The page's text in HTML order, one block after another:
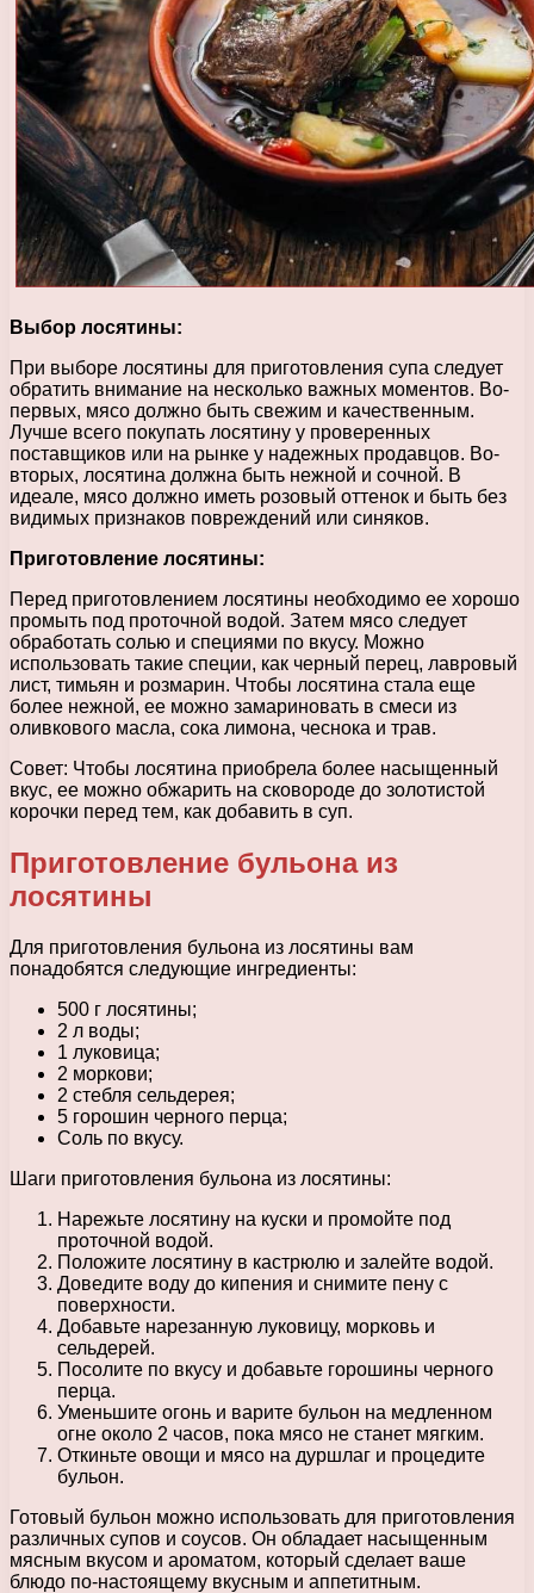
Выбор лосятины:
При выборе лосятины для приготовления супа следует
обратить внимание на несколько важных моментов. Во-
первых, мясо должно быть свежим и качественным.
Лучше всего покупать лосятину у проверенных
поставщиков или на рынке у надежных продавцов. Во-
вторых, лосятина должна быть нежной и сочной. В
идеале, мясо должно иметь розовый оттенок и быть без
видимых признаков повреждений или синяков.
Приготовление лосятины:
Перед приготовлением лосятины необходимо ее хорошо
промыть под проточной водой. Затем мясо следует
обработать солью и специями по вкусу. Можно
использовать такие специи, как черный перец, лавровый
лист, тимьян и розмарин. Чтобы лосятина стала еще
более нежной, ее можно замариновать в смеси из
оливкового масла, сока лимона, чеснока и трав.
Совет: Чтобы лосятина приобрела более насыщенный
вкус, ее можно обжарить на сковороде до золотистой
корочки перед тем, как добавить в суп.
Приготовление бульона из
лосятины
Для приготовления бульона из лосятины вам
понадобятся следующие ингредиенты:
500 г лосятины;
2 л воды;
1 луковица;
2 моркови;
2 стебля сельдерея;
5 горошин черного перца;
Соль по вкусу.
Шаги приготовления бульона из лосятины:
Нарежьте лосятину на куски и промойте под
проточной водой.
Положите лосятину в кастрюлю и залейте водой.
Доведите воду до кипения и снимите пену с
поверхности.
Добавьте нарезанную луковицу, морковь и
сельдерей.
Посолите по вкусу и добавьте горошины черного
перца.
Уменьшите огонь и варите бульон на медленном
огне около 2 часов, пока мясо не станет мягким.
Откиньте овощи и мясо на дуршлаг и процедите
бульон.
Готовый бульон можно использовать для приготовления
различных супов и соусов. Он обладает насыщенным
мясным вкусом и ароматом, который сделает ваше
блюдо по-настоящему вкусным и аппетитным.